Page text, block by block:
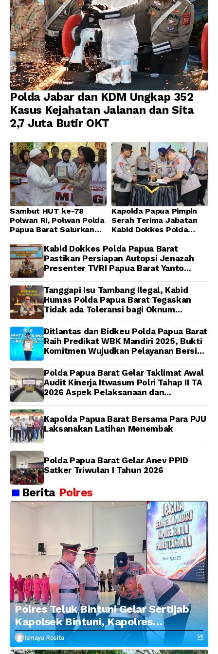
Polda Jabar dan KDM Ungkap 352
Kasus Kejahatan Jalanan dan Sita
2,7 Juta Butir OKT
Sambut HUT ke-78
Polwan RI, Polwan Polda
Papua Barat Salurkan
Ibadah Bersama di
Masjid Al-Muhajirin
Kapolda Papua Pimpin
Serah Terima Jabatan
Kabid Dokkes Polda
Kabid Dokkes Polda Papua Barat
Pastikan Persiapan Autopsi Jenazah
Presenter TVRI Papua Barat Yanto
Dijadwalkan Kamis
Tanggapi Isu Tambang Ilegal, Kabid
Humas Polda Papua Barat Tegaskan
Tidak ada Toleransi bagi Oknum
Ditlantas dan Bidkeu Polda Papua Barat
Raih Predikat WBK Mandiri 2025, Bukti
Komitmen Wujudkan Pelayanan Bersih
Polda Papua Barat Gelar Taklimat Awal
Audit Kinerja Itwasum Polri Tahap II TA
2026 Aspek Pelaksanaan dan
Kapolda Papua Barat Bersama Para PJU
Laksanakan Latihan Menembak
Polda Papua Barat Gelar Anev PPID
Satker Triwulan I Tahun 2026
Berita Polres
Polres Teluk Bintuni Gelar Sertijab
Kapolsek Bintuni, Kapolres
Tekankan Profesionalisme dan
Penguatan Sinergitas
Ismaya Rosita